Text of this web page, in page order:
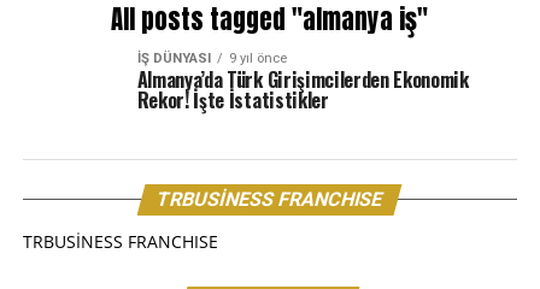
All posts tagged "almanya iş"
İŞ DÜNYASI 9 yıl önce
Almanya’da Türk Girişimcilerden Ekonomik
Rekor! İşte İstatistikler
TRBUSİNESS FRANCHISE
TRBUSİNESS FRANCHISE